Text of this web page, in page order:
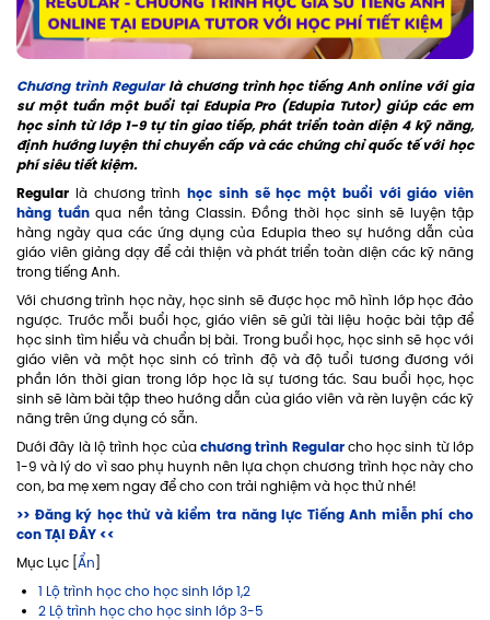
Chương trình Regularlà chương trình học tiếng Anh online với gia
sư một tuần một buổi tại Edupia Pro (Edupia Tutor) giúp các em
học sinh từ lớp 1-9 tự tin giao tiếp, phát triển toàn diện 4 kỹ năng,
định hướng luyện thi chuyển cấp và các chứng chỉ quốc tế với học
phí siêu tiết kiệm.
Regular là chương trình học sinh sẽ học một buổi với giáo viên
hàng tuầnqua nền tảng Classin. Đồng thời học sinh sẽ luyện tập
hàng ngày qua các ứng dụng của Edupia theo sự hướng dẫn của
giáo viên giảng dạy để cải thiện và phát triển toàn diện các kỹ năng
trong tiếng Anh.
Với chương trình học này, học sinh sẽ được học mô hình lớp học đảo
ngược. Trước mỗi buổi học, giáo viên sẽ gửi tài liệu hoặc bài tập để
học sinh tìm hiểu và chuẩn bị bài. Trong buổi học, học sinh sẽ học với
giáo viên và một học sinh có trình độ và độ tuổi tương đương với
phần lớn thời gian trong lớp học là sự tương tác. Sau buổi học, học
sinh sẽ làm bài tập theo hướng dẫn của giáo viên và rèn luyện các kỹ
năng trên ứng dụng có sẵn.
Dưới đây là lộ trình học củachương trình Regularcho học sinh từ lớp
1-9 và lý do vì sao phụ huynh nên lựa chọn chương trình học này cho
con, ba mẹ xem ngay để cho con trải nghiệm và học thử nhé!
>> Đăng ký học thử và kiểm tra năng lực Tiếng Anh miễn phí cho
con TẠI ĐÂY <<
Mục Lục [ Ẩn
1 Lộ trình học cho học sinh lớp 1,2
2 Lộ trình học cho học sinh lớp 3-5